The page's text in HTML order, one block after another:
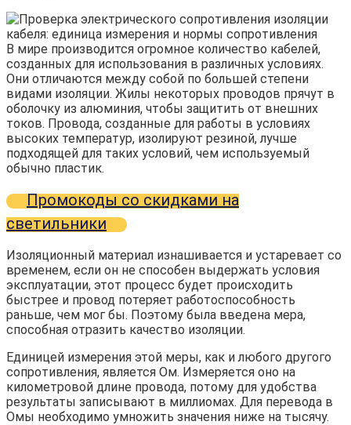
В мире производится огромное количество кабелей,
созданных для использования в различных условиях.
Они отличаются между собой по большей степени
видами изоляции. Жилы некоторых проводов прячут в
оболочку из алюминия, чтобы защитить от внешних
токов. Провода, созданные для работы в условиях
высоких температур, изолируют резиной, лучше
подходящей для таких условий, чем используемый
обычно пластик.
Промокоды со скидками на
светильники
Изоляционный материал изнашивается и устаревает со
временем, если он не способен выдержать условия
эксплуатации, этот процесс будет происходить
быстрее и провод потеряет работоспособность
раньше, чем мог бы. Поэтому была введена мера,
способная отразить качество изоляции.
Единицей измерения этой меры, как и любого другого
сопротивления, является Ом. Измеряется оно на
километровой длине провода, потому для удобства
результаты записывают в миллиомах. Для перевода в
Омы необходимо умножить значения ниже на тысячу.